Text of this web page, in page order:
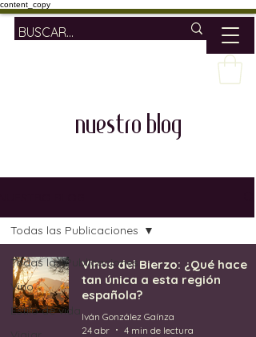
content_copy
nuestro blog
Todas las Publicaciones
Vino
Estilo de vida
Todas las Publicaciones
Vinos del Bierzo: ¿Qué hace
tan única a esta región
española?
Iván González Gaínza
24 abr
4 min de lectura